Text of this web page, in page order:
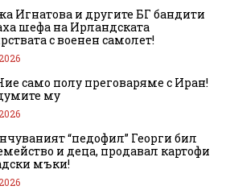
Игнатова и другите БГ бандити
шефа на Ирландската
с военен самолет!
само полу преговаряме с Иран!
му
“педофил” Георги бил
и деца, продавал картофи
мъки!